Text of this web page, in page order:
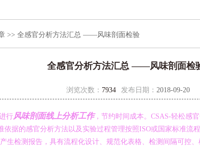
>> 全感官分析方法汇总 ——风味剖面检验
全感官分析方法汇总 ——风味剖面检
浏览次数： 7934 发布日期： 2018-09-20
行风味剖面线上分析工作，节约时间成本。CSAS-轻松感
依据的感官分析方法以及实验过程管理按照ISO或国家标准流
生检测报告，具有流程化设计、规范化表格、检测间隔可控